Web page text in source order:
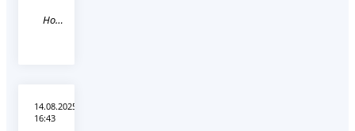
Новость
14.08.2025
16:43